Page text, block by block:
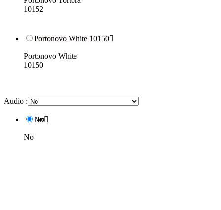
10152
Portonovo White 10150
Portonovo White
10150
Audio :
No
No